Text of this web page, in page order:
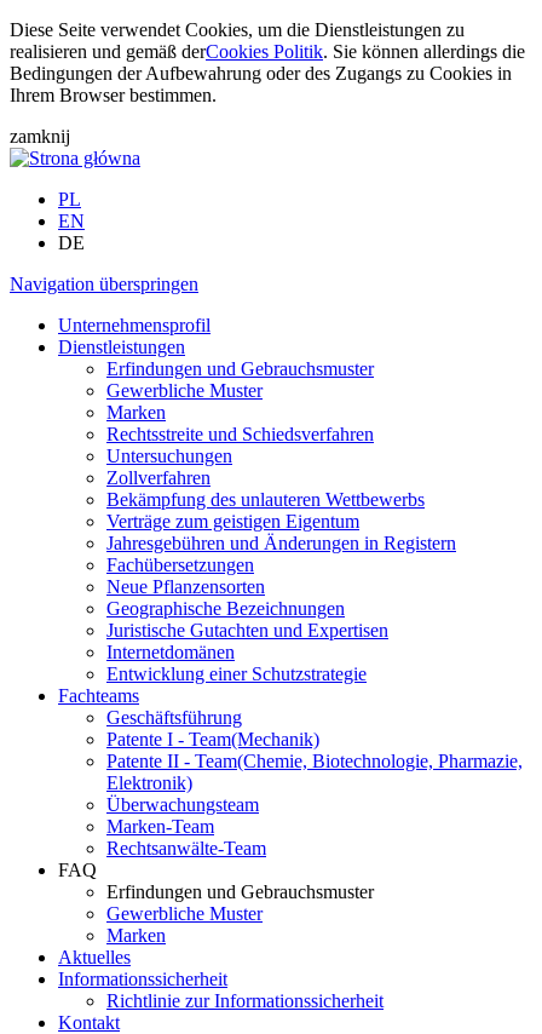
Diese Seite verwendet Cookies, um die Dienstleistungen zu
realisieren und gemäß derCookies Politik. Sie können allerdings die
Bedingungen der Aufbewahrung oder des Zugangs zu Cookies in
Ihrem Browser bestimmen.
zamknij
PL
EN
DE
Navigation überspringen
Unternehmensprofil
Dienstleistungen
Erfindungen und Gebrauchsmuster
Gewerbliche Muster
Marken
Rechtsstreite und Schiedsverfahren
Untersuchungen
Zollverfahren
Bekämpfung des unlauteren Wettbewerbs
Verträge zum geistigen Eigentum
Jahresgebühren und Änderungen in Registern
Fachübersetzungen
Neue Pflanzensorten
Geographische Bezeichnungen
Juristische Gutachten und Expertisen
Internetdomänen
Entwicklung einer Schutzstrategie
Fachteams
Geschäftsführung
Patente I - Team(Mechanik)
Patente II - Team(Chemie, Biotechnologie, Pharmazie,
Elektronik)
Überwachungsteam
Marken-Team
Rechtsanwälte-Team
FAQ
Erfindungen und Gebrauchsmuster
Gewerbliche Muster
Marken
Aktuelles
Informationssicherheit
Richtlinie zur Informationssicherheit
Kontakt